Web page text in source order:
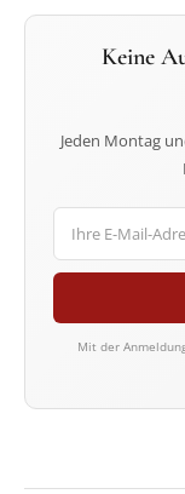
Keine
Jeden Montag
Mit der